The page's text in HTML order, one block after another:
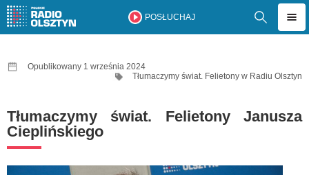
POSŁUCHAJ
Opublikowany 1 września 2024
Tłumaczymy świat. Felietony w Radiu Olsztyn
Tłumaczymy świat. Felietony Janusza
Cieplińskiego